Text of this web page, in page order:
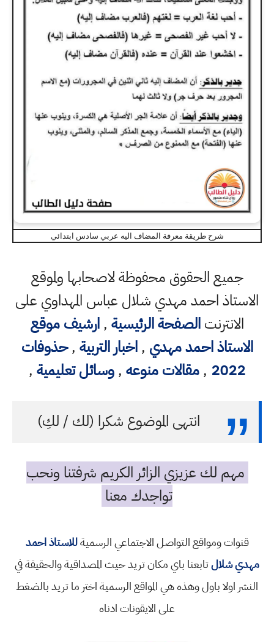
شرح طريقة معرفة المضاف اليه عربي سادس ابتدائي
جميع الحقوق محفوظة لاصحابها ولموقع
الاستاذ احمد مهدي شلال عباس المهداوي على
الانترنتالصفحة الرئيسية ,ارشيف موقع
الاستاذ احمد مهدي ,اخبار التربية ,حذوفات
2022
,مقالات منوعه ,وسائل تعليمية ,
انتهى الموضوع شكرا (لك / لكِ)
مهم لك عزيزي الزائر الكريم شرفتنا ونحب
تواجدك معنا
قنوات ومواقع التواصل الاجتماعي الرسميةللاستاذ احمد
مهدي شلالتابعنا باي مكان تريد حيث المصداقية والحقيقة في
النشر اولا باول وهذه هي المواقع الرسمية اختر ما تريد بالضغط
على الايقونات ادناه